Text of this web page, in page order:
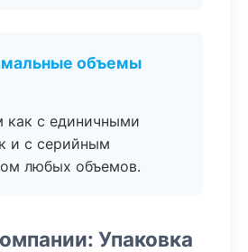
объемы
как с единичными
и с серийным
любых объемов.
Упаковка